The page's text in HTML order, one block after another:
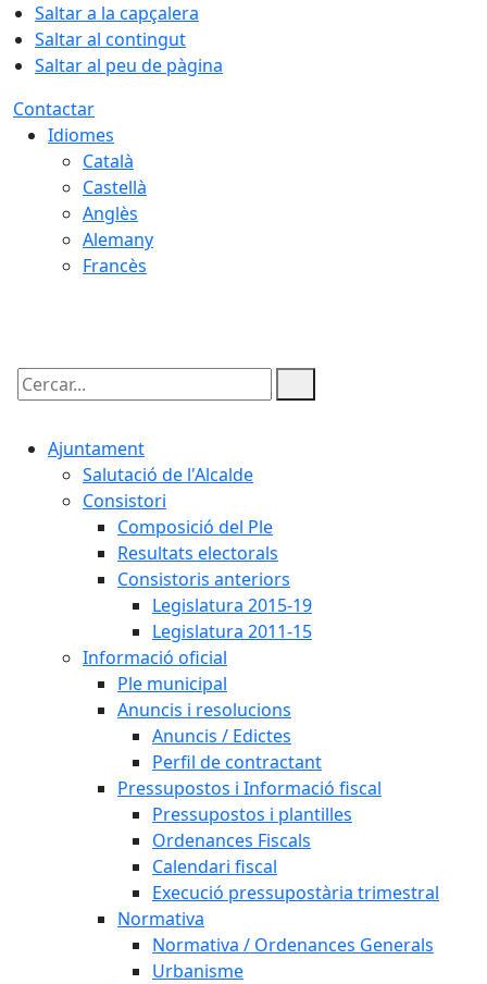
Saltar a la capçalera
Saltar al contingut
Saltar al peu de pàgina
Contactar
Idiomes
Català
Castellà
Anglès
Alemany
Francès
Cercar:
Ajuntament
Salutació de l'Alcalde
Consistori
Composició del Ple
Resultats electorals
Consistoris anteriors
Legislatura 2015-19
Legislatura 2011-15
Informació oficial
Ple municipal
Anuncis i resolucions
Anuncis / Edictes
Perfil de contractant
Pressupostos i Informació fiscal
Pressupostos i plantilles
Ordenances Fiscals
Calendari fiscal
Execució pressupostària trimestral
Normativa
Normativa / Ordenances Generals
Urbanisme